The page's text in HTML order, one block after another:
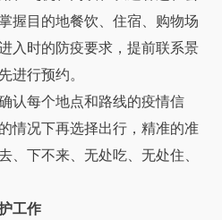
握目的地餐饮、住宿、购物场
入时的防疫要求，提前联系景
进行预约。
每个地点和路线的疫情信
情况下再选择出行，精准的准
、下不来、无处吃、无处住、
工作